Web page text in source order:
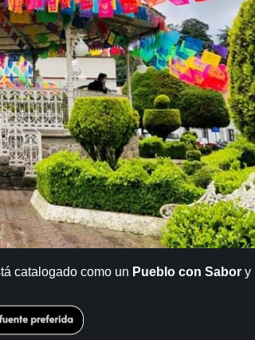
catalogado como un Pueblo con Sabor y